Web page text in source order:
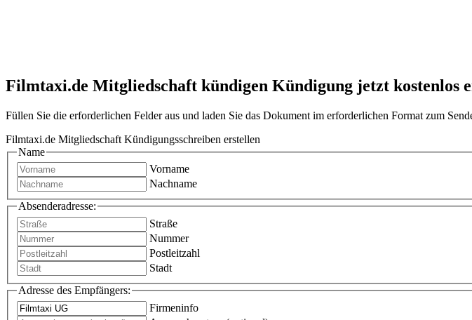
Filmtaxi.de Mitgliedschaft kündigen Kündigung jetzt kostenlos
Füllen Sie die erforderlichen Felder aus und laden Sie das Dokument im erforderlichen Format zum
Filmtaxi.de Mitgliedschaft Kündigungsschreiben erstellen
Name
Vorname
Nachname
Absenderadresse:
Straße
Nummer
Postleitzahl
Stadt
Adresse des Empfängers:
Firmeninfo